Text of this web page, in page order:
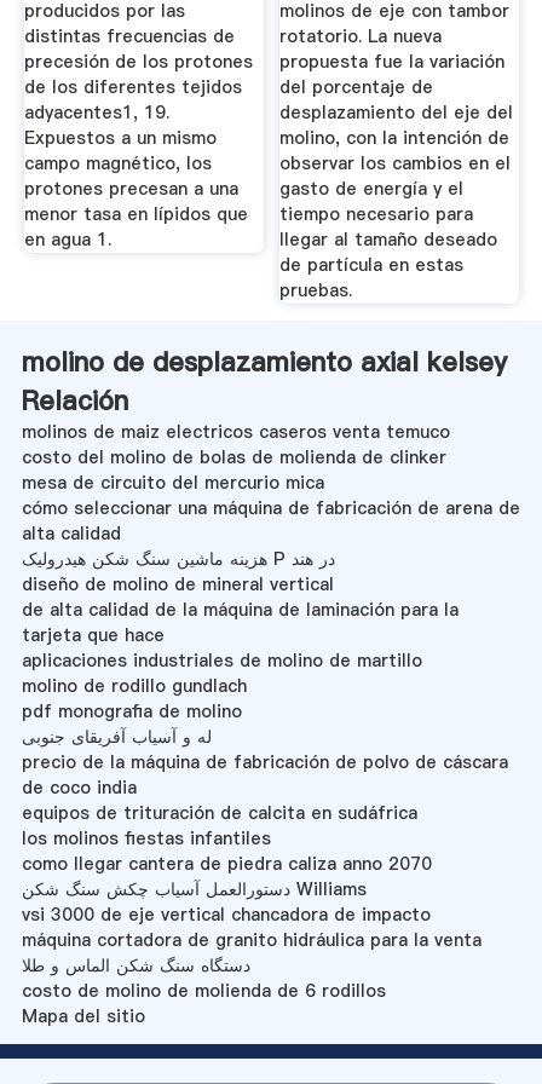
producidos por las
distintas frecuencias de
precesión de los protones
de los diferentes tejidos
adyacentes1, 19.
Expuestos a un mismo
campo magnético, los
protones precesan a una
menor tasa en lípidos que
en agua 1.
molinos de eje con tambor
rotatorio. La nueva
propuesta fue la variación
del porcentaje de
desplazamiento del eje del
molino, con la intención de
observar los cambios en el
gasto de energía y el
tiempo necesario para
llegar al tamaño deseado
de partícula en estas
pruebas.
molino de desplazamiento axial kelsey
Relación
molinos de maiz electricos caseros venta temuco
costo del molino de bolas de molienda de clinker
mesa de circuito del mercurio mica
cómo seleccionar una máquina de fabricación de arena de
alta calidad
هزینه ماشین سنگ شکن هیدرولیک P در هند
diseño de molino de mineral vertical
de alta calidad de la máquina de laminación para la
tarjeta que hace
aplicaciones industriales de molino de martillo
molino de rodillo gundlach
pdf monografia de molino
له و آسیاب آفریقای جنوبی
precio de la máquina de fabricación de polvo de cáscara
de coco india
equipos de trituración de calcita en sudáfrica
los molinos fiestas infantiles
como llegar cantera de piedra caliza anno 2070
دستورالعمل آسیاب چکش سنگ شکن Williams
vsi 3000 de eje vertical chancadora de impacto
máquina cortadora de granito hidráulica para la venta
دستگاه سنگ شکن الماس و طلا
costo de molino de molienda de 6 rodillos
Mapa del sitio